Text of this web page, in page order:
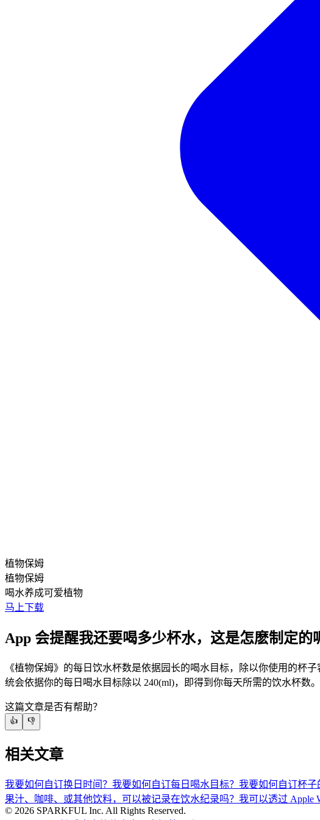
植物保姆
植物保姆
喝水养成可爱植物
马上下载
App 会提醒我还要喝多少杯水，这是怎麽制定的
《植物保姆》的每日饮水杯数是依据园长的喝水目标，除以你使用的杯
统会依据你的每日喝水目标除以 240(ml)，即得到你每天所需的饮水杯数。
这篇文章是否有帮助？
👍 👎
相关文章
我要如何自订换日时间？ 我要如何自订每日喝水目标？ 我要如何自订杯子
果汁、咖啡、或其他饮料，可以被记录在饮水纪录吗？ 我可以透过 Apple
© 2026 SPARKFUL Inc. All Rights Reserved.